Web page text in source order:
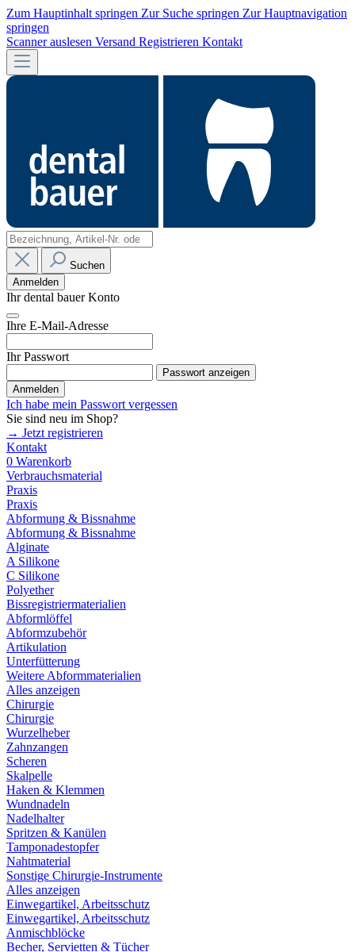
Zum Hauptinhalt springen Zur Suche springen Zur Hauptnavigation
springen
Scanner auslesen Versand Registrieren Kontakt
Suchen
Anmelden
Ihr dental bauer Konto
Ihre E-Mail-Adresse
Ihr Passwort
Passwort anzeigen
Anmelden
Ich habe mein Passwort vergessen
Sie sind neu im Shop?
→ Jetzt registrieren
Kontakt
0 Warenkorb
Verbrauchsmaterial
Praxis
Praxis
Abformung & Bissnahme
Abformung & Bissnahme
Alginate
A Silikone
C Silikone
Polyether
Bissregistriermaterialien
Abformlöffel
Abformzubehör
Artikulation
Unterfütterung
Weitere Abformmaterialien
Alles anzeigen
Chirurgie
Chirurgie
Wurzelheber
Zahnzangen
Scheren
Skalpelle
Haken & Klemmen
Wundnadeln
Nadelhalter
Spritzen & Kanülen
Tamponadestopfer
Nahtmaterial
Sonstige Chirurgie-Instrumente
Alles anzeigen
Einwegartikel, Arbeitsschutz
Einwegartikel, Arbeitsschutz
Anmischblöcke
Becher, Servietten & Tücher